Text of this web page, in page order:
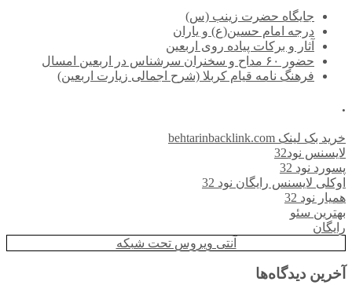
جایگاه حضرت زینب (س)
درجه امام حسین(ع) و یاران
آثار و برکات پیاده روی اربعین
حضور ۶۰ مداح و سخنران سرشناس در اربعین امسال
فرهنگ نامه قیام کربلا (شرح اجمالی زیارت اربعین)
.
خرید بک لینک behtarinbacklink.com
لایسنس نود32
پسورد نود 32
اوکلی لایسنس رایگان نود 32
همیار نود 32
بهترین سئو
رایگان
آنتی ویروس تحت شبکه
آخرین دیدگاه‌ها